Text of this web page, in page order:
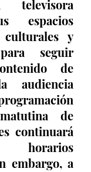
televisora
espacios
culturales y
seguir
de
audiencia
de
continuará
embargo, a